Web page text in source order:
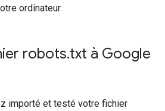
ordinateur.
robots.txt à Google
importé et testé votre fichier